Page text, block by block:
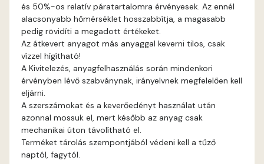
Gold-yellow B
Gold-yellow C
Graphit B
Grass-green C
és 50%-os relatív páratartalomra érvényesek. Az ennél
alacsonyabb hőmérséklet hosszabbítja, a magasabb
pedig rövidíti a megadott értékeket.
Az átkevert anyagot más anyaggal keverni tilos, csak
vízzel hígítható!
A Kivitelezés, anyagfelhasználás során mindenkori
érvényben lévő szabványnak, irányelvnek megfelelően kell
eljárni.
A szerszámokat és a keverőedényt használat után
azonnal mossuk el, mert később az anyag csak
mechanikai úton távolítható el.
Terméket tárolás szempontjából védeni kell a tűző
naptól, fagytól.